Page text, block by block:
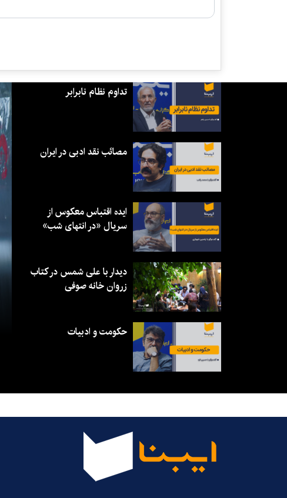
تداوم نظام نابرابر
مصائب نقد ادبی در ایران
ایده اقتباس معکوس از
سریال «در انتهای شب»
دیدار با علی شمس در کتاب
زروان خانه صوفی
حکومت و ادبیات